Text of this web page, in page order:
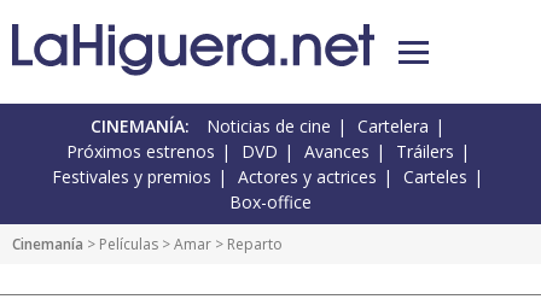
CINEMANÍA: Noticias de cine
Cartelera
Próximos estrenos
DVD Avances
Tráilers
Festivales y premios
Actores y actrices
Carteles
Box-office
Cinemanía > Películas >Amar > Reparto